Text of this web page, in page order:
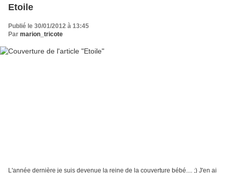
Etoile
Publié le 30/01/2012 à 13:45
Par marion_tricote
L'année dernière je suis devenue la reine de la couverture bébé.... ;) J'en ai